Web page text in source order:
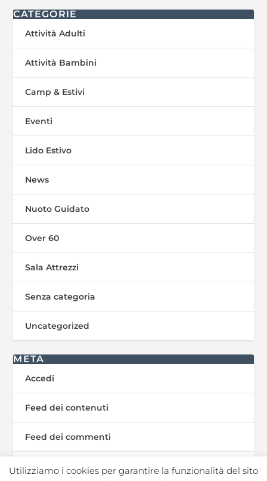
CATEGORIE
Attività Adulti
Attività Bambini
Camp & Estivi
Eventi
Lido Estivo
News
Nuoto Guidato
Over 60
Sala Attrezzi
Senza categoria
Uncategorized
META
Accedi
Feed dei contenuti
Feed dei commenti
WordPress.org
Utilizziamo i cookies per garantire la funzionalità del sito